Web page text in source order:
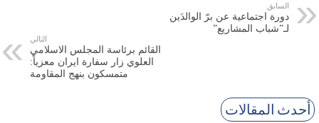
السابق
دورة اجتماعية عن برّ الوالدَين
لـ”شباب المشاريع”
التالي
القائم برئاسة المجلس الاسلامي
العلوي زار سفارة ايران معزياً:
متمسكون بنهج المقاومة
أحدث المقالات